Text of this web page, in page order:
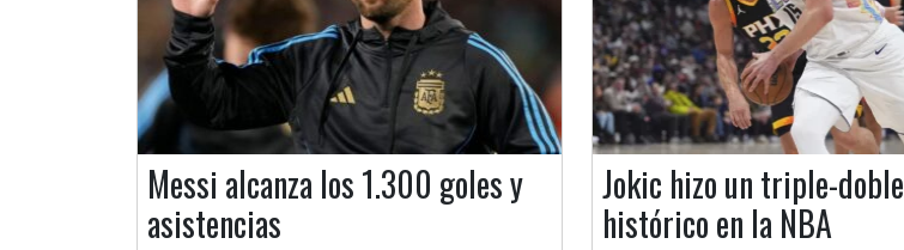
Messi alcanza los 1.300 goles y
asistencias
Jokic hizo un triple-doble
histórico en la NBA